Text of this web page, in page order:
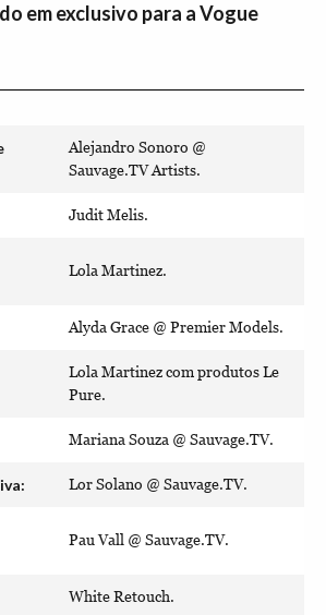
em exclusivo para a Vogue
Alejandro Sonoro @
Sauvage.TV Artists.
Judit Melis.
Lola Martinez.
Alyda Grace @ Premier Models.
Lola Martinez com produtos Le
Pure.
Mariana Souza @ Sauvage.TV.
Lor Solano @ Sauvage.TV.
Pau Vall @ Sauvage.TV.
White Retouch.